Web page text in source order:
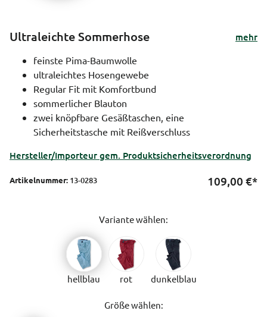
Ultraleichte Sommerhose
mehr
feinste Pima-Baumwolle
ultraleichtes Hosengewebe
Regular Fit mit Komfortbund
sommerlicher Blauton
zwei knöpfbare Gesäßtaschen, eine
Sicherheitstasche mit Reißverschluss
Hersteller/Importeur gem. Produktsicherheitsverordnung
Artikelnummer: 13-0283 109,00 €*
Variante wählen:
hellblau rot dunkelblau
Größe wählen: